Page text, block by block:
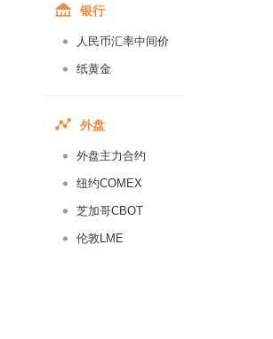
银行
人民币汇率中间价
纸黄金
外盘
外盘主力合约
纽约COMEX
芝加哥CBOT
伦敦LME